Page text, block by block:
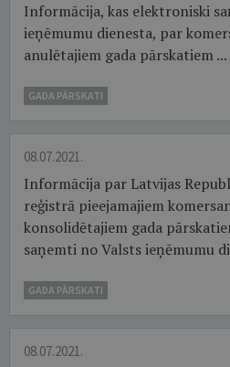
Informācija, kas elektroniski
ieņēmumu dienesta, par
anulētajiem gada pārskatiem ...
GADA PĀRSKATI
08.07.2021.
Informācija par Latvijas
reģistrā pieejamajiem
konsolidētajiem gada
saņemti no Valsts ieņēmumu
GADA PĀRSKATI
08.07.2021.